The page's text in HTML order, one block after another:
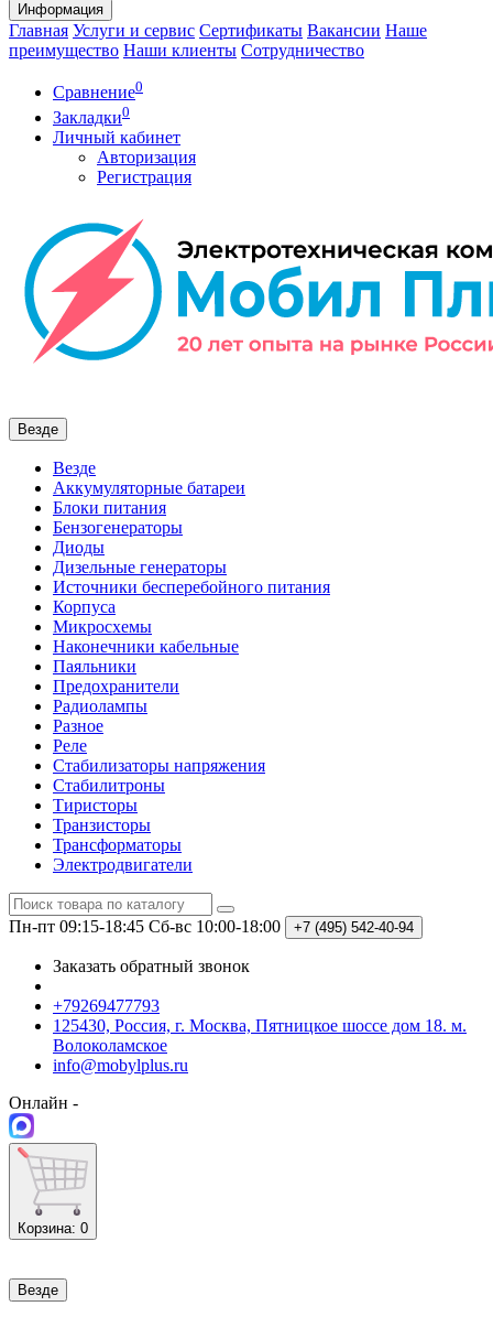
Информация
Главная Услуги и сервис Сертификаты Вакансии Наше
преимущество Наши клиенты Сотрудничество
Сравнение0
Закладки0
Личный кабинет
Авторизация
Регистрация
Везде
Везде
Аккумуляторные батареи
Блоки питания
Бензогенераторы
Диоды
Дизельные генераторы
Источники бесперебойного питания
Корпуса
Микросхемы
Наконечники кабельные
Паяльники
Предохранители
Радиолампы
Разное
Реле
Стабилизаторы напряжения
Стабилитроны
Тиристоры
Транзисторы
Трансформаторы
Электродвигатели
Пн-пт 09:15-18:45 Сб-вс 10:00-18:00 +7 (495) 542-40-94
Заказать обратный звонок
+79269477793
125430, Россия, г. Москва, Пятницкое шоссе дом 18. м.
Волоколамское
info@mobylplus.ru
Онлайн -
Корзина: 0
Везде